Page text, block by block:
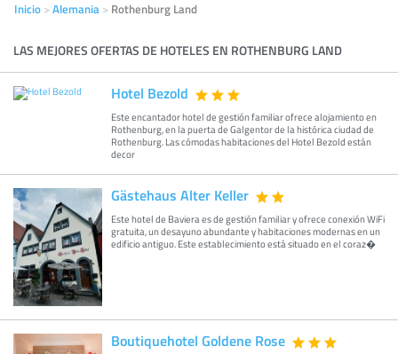
Inicio Alemania Rothenburg Land
LAS MEJORES OFERTAS DE HOTELES EN ROTHENBURG LAND
Hotel Bezold
Este encantador hotel de gestión familiar ofrece alojamiento en
Rothenburg, en la puerta de Galgentor de la histórica ciudad de
Rothenburg. Las cómodas habitaciones del Hotel Bezold están
decor
Gästehaus Alter Keller
Este hotel de Baviera es de gestión familiar y ofrece conexión WiFi
gratuita, un desayuno abundante y habitaciones modernas en un
edificio antiguo. Este establecimiento está situado en el coraz�
Boutiquehotel Goldene Rose